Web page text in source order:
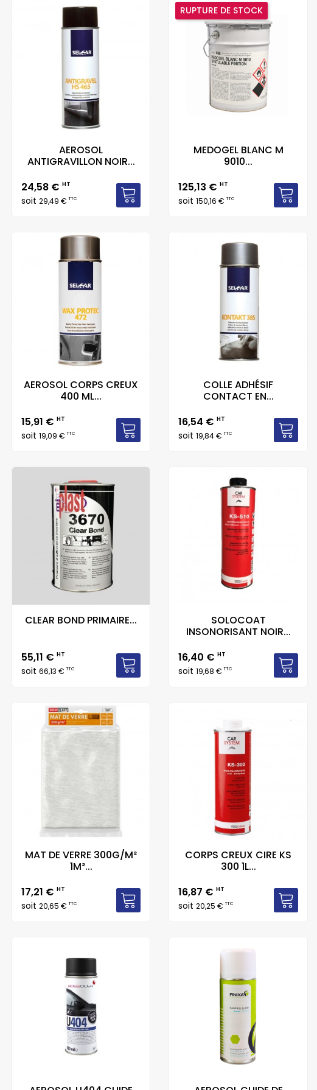
AEROSOL
ANTIGRAVILLON NOIR...
Prix
24,58 € HT
soit 29,49 €TTC
MEDOGEL BLANC M
9010...
Prix
125,13 €HT
soit150,16 €TTC
RUPTURE DE STOCK
AEROSOL CORPS CREUX
400 ML...
Prix
15,91 € HT
soit 19,09 €TTC
COLLE ADHÉSIF
CONTACT EN...
Prix
16,54 €HT
soit19,84 €TTC
CLEAR BOND PRIMAIRE...
Prix
55,11 € HT
soit 66,13 €TTC
SOLOCOAT
INSONORISANT NOIR...
Prix
16,40 €HT
soit19,68 €TTC
MAT DE VERRE 300G/M²
1M²...
Prix
17,21 € HT
soit 20,65 €TTC
CORPS CREUX CIRE KS
300 1L...
Prix
16,87 €HT
soit20,25 €TTC